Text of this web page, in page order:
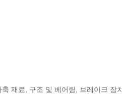
재료, 구조 및 베어링, 브레이크 장